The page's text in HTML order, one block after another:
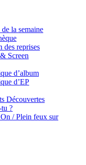
la semaine
des reprises
Screen
d’album
d’EP
Découvertes
?
/ Plein feux sur